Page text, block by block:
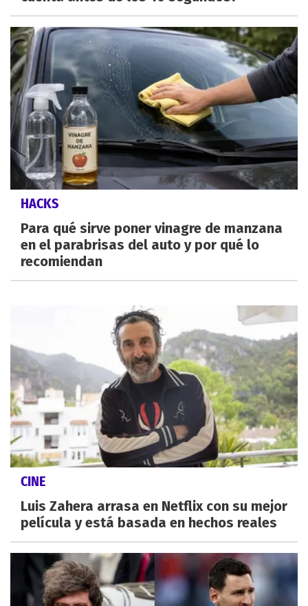
HACKS
Para qué sirve poner vinagre de manzana
en el parabrisas del auto y por qué lo
recomiendan
CINE
Luis Zahera arrasa en Netflix con su mejor
película y está basada en hechos reales